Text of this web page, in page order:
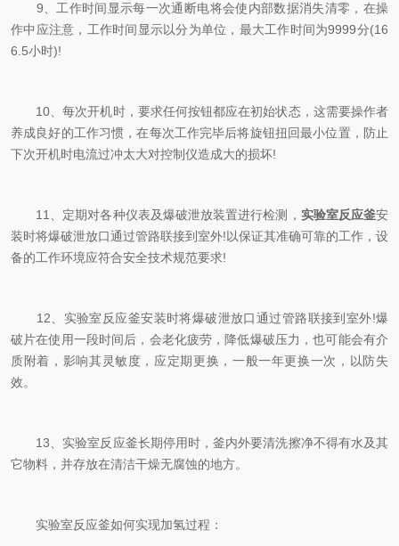
9、工作时间显示每一次通断电将会使内部数据消失清零，在操
作中应注意，工作时间显示以分为单位，最大工作时间为9999分(16
6.5小时)!
10、每次开机时，要求任何按钮都应在初始状态，这需要操作者
养成良好的工作习惯，在每次工作完毕后将旋钮扭回最小位置，防止
下次开机时电流过冲太大对控制仪造成大的损坏!
11、定期对各种仪表及爆破泄放装置进行检测， 实验室反应釜安
装时将爆破泄放口通过管路联接到室外!以保证其准确可靠的工作，设
备的工作环境应符合安全技术规范要求!
12、实验室反应釜安装时将爆破泄放口通过管路联接到室外!爆
破片在使用一段时间后，会老化疲劳，降低爆破压力，也可能会有介
质附着，影响其灵敏度，应定期更换，一般一年更换一次，以防失
效。
13、实验室反应釜长期停用时，釜内外要清洗擦净不得有水及其
它物料，并存放在清洁干燥无腐蚀的地方。
实验室反应釜如何实现加氢过程：